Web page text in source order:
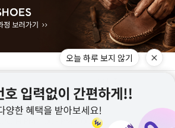
- FRI AM 11:00 - PM 5:00